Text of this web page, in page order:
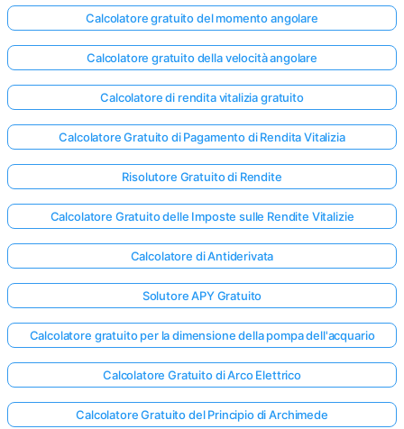
Calcolatore gratuito del momento angolare
Calcolatore gratuito della velocità angolare
Calcolatore di rendita vitalizia gratuito
Calcolatore Gratuito di Pagamento di Rendita Vitalizia
Risolutore Gratuito di Rendite
Calcolatore Gratuito delle Imposte sulle Rendite Vitalizie
Calcolatore di Antiderivata
Solutore APY Gratuito
Calcolatore gratuito per la dimensione della pompa dell'acquario
Calcolatore Gratuito di Arco Elettrico
Calcolatore Gratuito del Principio di Archimede